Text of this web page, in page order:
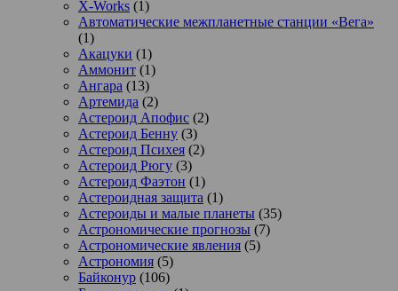
X-Works (1)
Автоматические межпланетные станции «Вега»
(1)
Акацуки (1)
Аммонит (1)
Ангара (13)
Артемида (2)
Астероид Апофис (2)
Астероид Бенну (3)
Астероид Психея (2)
Астероид Рюгу (3)
Астероид Фаэтон (1)
Астероидная защита (1)
Астероиды и малые планеты (35)
Астрономические прогнозы (7)
Астрономические явления (5)
Астрономия (5)
Байконур (106)